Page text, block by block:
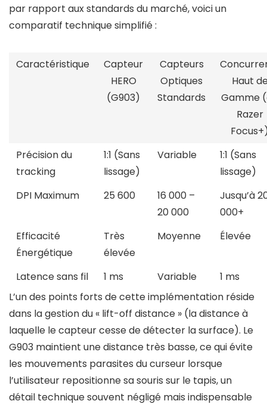
par rapport aux standards du marché, voici un
comparatif technique simplifié :
Caractéristique
Capteur
HERO
(G903)
Capteurs
Optiques
Standards
Haut
Gamme
Razer
Précision du
tracking
1:1 (Sans
lissage)
Variable
1:1 (Sans
lissage)
DPI Maximum
25 600
16 000 –
20 000
Jusqu’à
000+
Efficacité
Énergétique
Très
élevée
Moyenne Élevée
Latence sans fil 1 ms Variable
1 ms
L’un des points forts de cette implémentation réside
dans la gestion du « lift-off distance » (la distance à
laquelle le capteur cesse de détecter la surface). Le
G903 maintient une distance très basse, ce qui évite
les mouvements parasites du curseur lorsque
l’utilisateur repositionne sa souris sur le tapis, un
détail technique souvent négligé mais indispensable